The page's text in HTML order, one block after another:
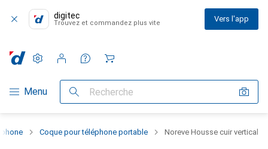
digitec
Trouvez et commandez plus vite Vers l'app
Navigation par catégorie
Menu Recherche
Paramètres
Compte client
Listes de comparaison
Listes d'envies
Panier
Coque pour téléphone portable Noreve Housse cuir vertical